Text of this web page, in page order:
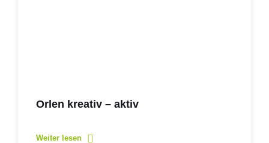
Orlen kreativ – aktiv
Weiter lesen